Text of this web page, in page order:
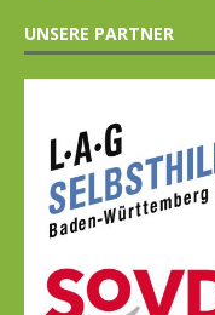
UNSERE PARTNER